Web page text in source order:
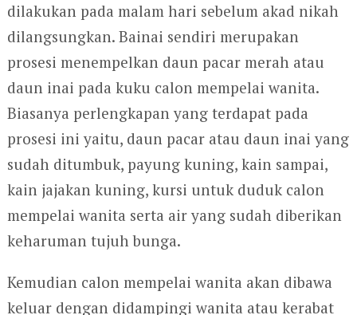
dilakukan pada malam hari sebelum akad nikah
dilangsungkan. Bainai sendiri merupakan
prosesi menempelkan daun pacar merah atau
daun inai pada kuku calon mempelai wanita.
Biasanya perlengkapan yang terdapat pada
prosesi ini yaitu, daun pacar atau daun inai yang
sudah ditumbuk, payung kuning, kain sampai,
kain jajakan kuning, kursi untuk duduk calon
mempelai wanita serta air yang sudah diberikan
keharuman tujuh bunga.
Kemudian calon mempelai wanita akan dibawa
keluar dengan didampingi wanita atau kerabat